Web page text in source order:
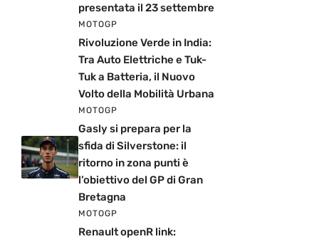
presentata il 23 settembre
MOTOGP
Rivoluzione Verde in India:
Tra Auto Elettriche e Tuk-
Tuk a Batteria, il Nuovo
Volto della Mobilità Urbana
MOTOGP
Gasly si prepara per la
sfida di Silverstone: il
ritorno in zona punti è
l’obiettivo del GP di Gran
Bretagna
MOTOGP
Renault openR link: